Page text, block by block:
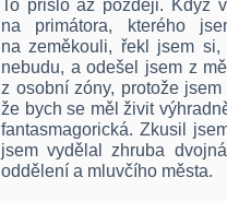
To přišlo až později. Když
na primátora, kterého
na zeměkouli, řekl jsem
nebudu, a odešel jsem z
z osobní zóny, protože
že bych se měl živit
fantasmagorická. Zkusil
jsem vydělal zhruba
oddělení a mluvčího města.